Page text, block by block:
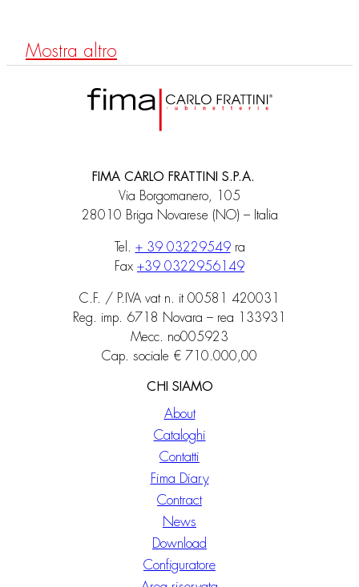
Mostra altro
FIMA CARLO FRATTINI S.P.A.
Via Borgomanero, 105
28010 Briga Novarese (NO) – Italia
Tel. + 39 03229549ra
Fax +39 0322956149
C.F. / P.IVA vat n. it 00581 420031
Reg. imp. 6718 Novara – rea 133931
Mecc. no005923
Cap. sociale € 710.000,00
CHI SIAMO
About
Cataloghi
Contatti
Fima Diary
Contract
News
Download
Configuratore